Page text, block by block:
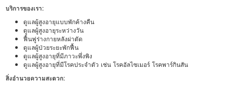
บริการของเรา:
ดูแลผู้สูงอายุแบบพักค้างคืน
ดูแลผู้สูงอายุระหว่างวัน
ฟื้นฟูร่างกายหลังผ่าตัด
ดูแลผู้ป่วยระยะพักฟื้น
ดูแลผู้สูงอายุที่มีภาวะพึ่งพิง
ดูแลผู้สูงอายุที่มีโรคประจำตัว เช่น โรคอัลไซเมอร์ โรคพาร์กินสัน
สิ่งอำนวยความสะดวก: